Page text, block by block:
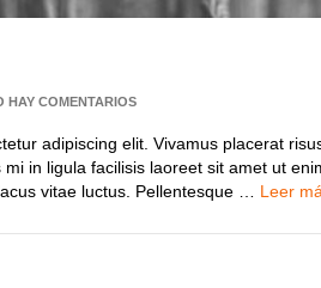
HAY COMENTARIOS
adipiscing elit. Vivamus placerat
in ligula facilisis laoreet sit amet ut
vitae luctus. Pellentesque … Leer